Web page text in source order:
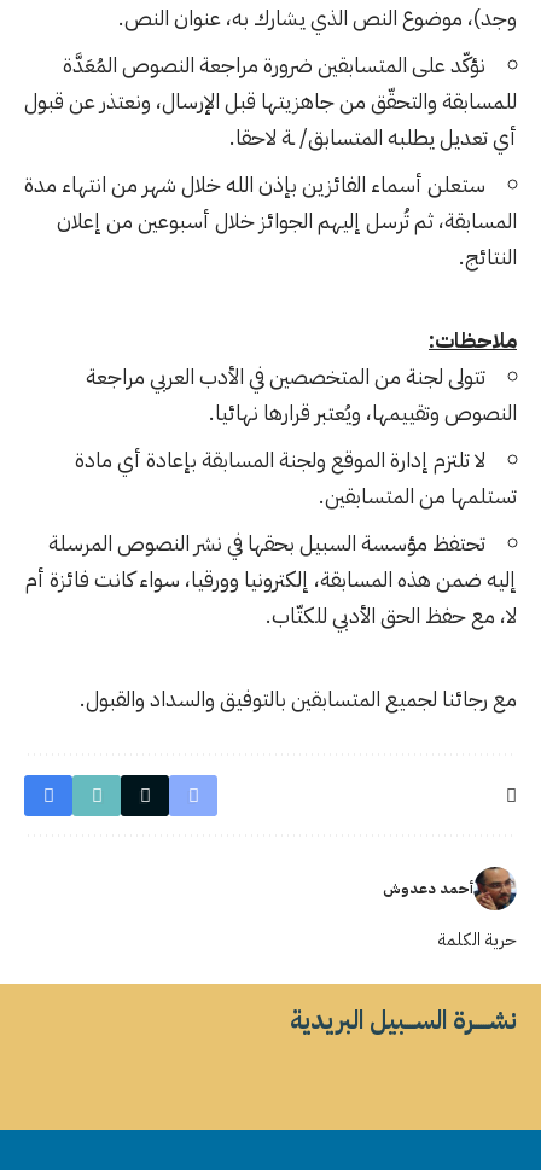
وجد)، موضوع النص الذي يشارك به، عنوان النص.
نؤكّد على المتسابقين ضرورة مراجعة النصوص المُعَدَّة
للمسابقة والتحقّق من جاهزيتها قبل الإرسال، ونعتذر عن قبول
أي تعديل يطلبه المتسابق/ ـة لاحقا.
ستعلن أسماء الفائزين بإذن الله خلال شهر من انتهاء مدة
المسابقة، ثم تُرسل إليهم الجوائز خلال أسبوعين من إعلان
النتائج.
ملاحظات:
تتولى لجنة من المتخصصين في الأدب العربي مراجعة
النصوص وتقييمها، ويُعتبر قرارها نهائيا.
لا تلتزم إدارة الموقع ولجنة المسابقة بإعادة أي مادة
تستلمها من المتسابقين.
تحتفظ مؤسسة السبيل بحقها في نشر النصوص المرسلة
إليه ضمن هذه المسابقة، إلكترونيا وورقيا، سواء كانت فائزة أم
لا، مع حفظ الحق الأدبي للكتّاب.
مع رجائنا لجميع المتسابقين بالتوفيق والسداد والقبول.
أحمد دعدوش
حرية الكلمة
نشــــــرة الســــبيل البريدية